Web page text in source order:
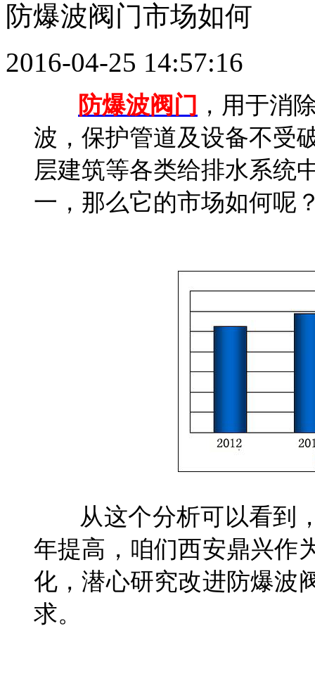
防爆波阀门市场如何
2016-04-25 14:57:16
防爆波阀门 ，用于消
波，保护管道及设备不受
层建筑等各类给排水系统
一，那么它的市场如何呢
从这个分析可以看到，
年提高，咱们西安鼎兴作
化，潜心研究改进防爆波
求。